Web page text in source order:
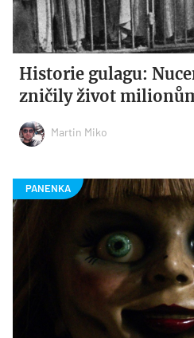
Historie gulagu:
zničily život
Martin Miko